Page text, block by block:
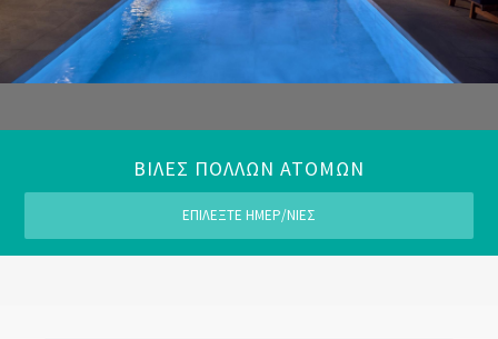
ΒΙΛΕΣ ΠΟΛΛΩΝ ΑΤΟΜΩΝ
ΕΠΙΛΕΞΤΕ ΗΜΕΡ/ΝΙΕΣ